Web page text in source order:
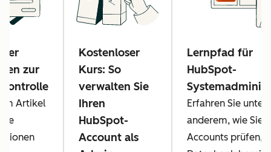
zur
Artikel
Kostenloser
Kurs: So
verwalten Sie
Ihren
HubSpot-
Account als
Lernpfad für
HubSpot-
Erfahren Sie unter
anderem, wie Sie
Accounts prüfen,